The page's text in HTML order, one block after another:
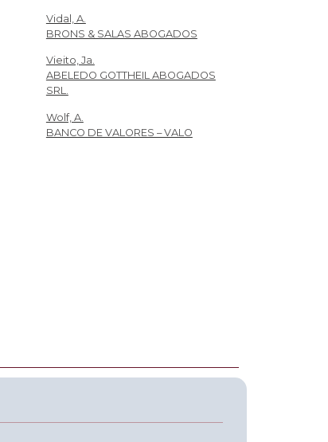
Vidal, A.
BRONS & SALAS ABOGADOS
Vieito, Ja.
ABELEDO GOTTHEIL ABOGADOS
SRL.
Wolf, A.
BANCO DE VALORES – VALO